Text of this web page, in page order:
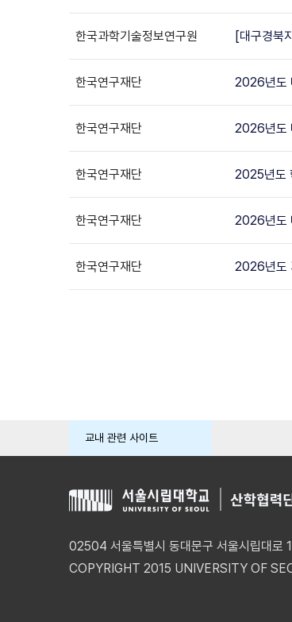
한국과학기술정보연구원 [대구경북
한국연구재단 2026년도
한국연구재단 2026년도
한국연구재단 2025년도
한국연구재단 2026년도
한국연구재단 2026년도
교내 관련 사이트
02504 서울특별시 동대문구 서울시립대로
COPYRIGHT 2015 UNIVERSITY OF